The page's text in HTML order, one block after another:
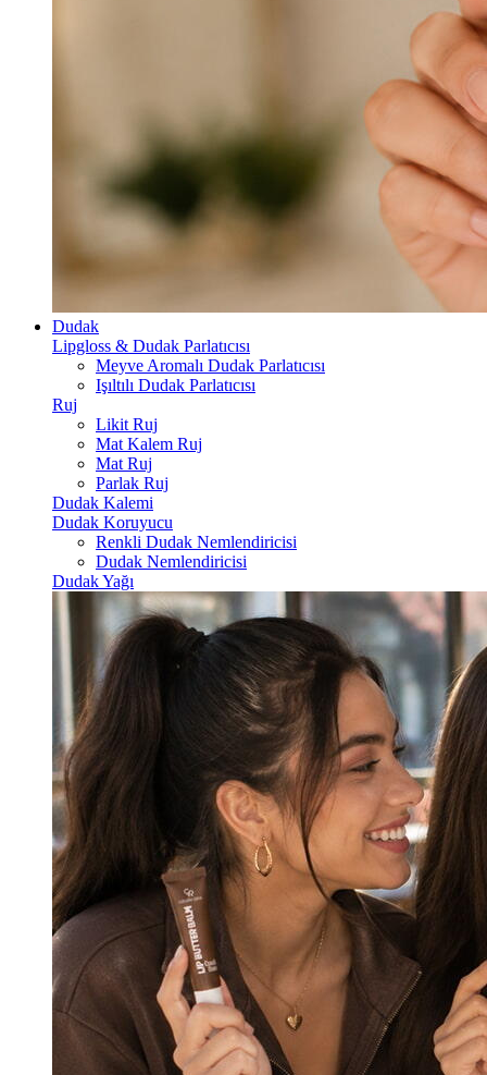
Dudak
Lipgloss & Dudak Parlatıcısı
Meyve Aromalı Dudak Parlatıcısı
Işıltılı Dudak Parlatıcısı
Ruj
Likit Ruj
Mat Kalem Ruj
Mat Ruj
Parlak Ruj
Dudak Kalemi
Dudak Koruyucu
Renkli Dudak Nemlendiricisi
Dudak Nemlendiricisi
Dudak Yağı